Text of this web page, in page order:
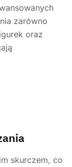
zarówno
oraz
skurczem, co